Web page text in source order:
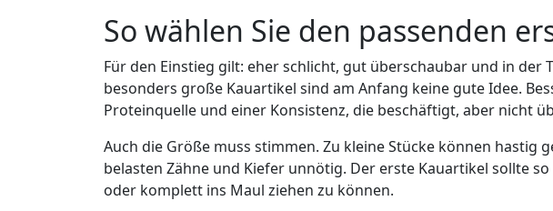
So wählen Sie den passenden
Für den Einstieg gilt: eher schlicht, gut überschaubar und in
besonders große Kauartikel sind am Anfang keine gute Idee.
Proteinquelle und einer Konsistenz, die beschäftigt, aber nicht
Auch die Größe muss stimmen. Zu kleine Stücke können
belasten Zähne und Kiefer unnötig. Der erste Kauartikel sollte
oder komplett ins Maul ziehen zu können.